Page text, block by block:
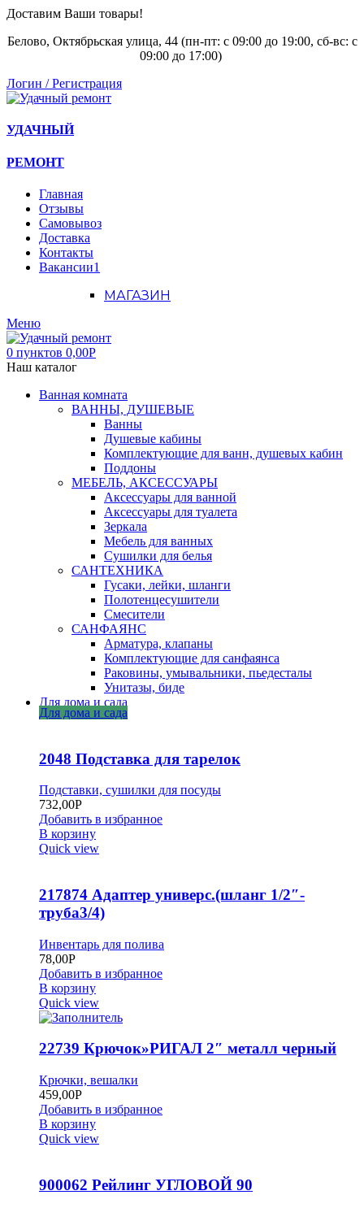
Доставим Ваши товары!
Белово, Октябрьская улица, 44 (пн-пт: с 09:00 до 19:00, сб-вс: с
09:00 до 17:00)
Логин / Регистрация
УДАЧНЫЙ
РЕМОНТ
Главная
Отзывы
Самовывоз
Доставка
Контакты
Вакансии1
МАГАЗИН
Меню
0 пунктов 0,00Р
Наш каталог
Ванная комната
ВАННЫ, ДУШЕВЫЕ
Ванны
Душевые кабины
Комплектующие для ванн, душевых кабин
Поддоны
МЕБЕЛЬ, АКСЕССУАРЫ
Аксессуары для ванной
Аксессуары для туалета
Зеркала
Мебель для ванных
Сушилки для белья
САНТЕХНИКА
Гусаки, лейки, шланги
Полотенцесушители
Смесители
САНФАЯНС
Арматура, клапаны
Комплектующие для санфаянса
Раковины, умывальники, пьедесталы
Унитазы, биде
Для дома и сада
Для дома и сада
2048 Подставка для тарелок
Подставки, сушилки для посуды
732,00Р
Добавить в избранное
В корзину
Quick view
217874 Адаптер универс.(шланг 1/2″-
труба3/4)
Инвентарь для полива
78,00Р
Добавить в избранное
В корзину
Quick view
22739 Крючок»РИГАЛ 2″ металл черный
Крючки, вешалки
459,00Р
Добавить в избранное
В корзину
Quick view
900062 Рейлинг УГЛОВОЙ 90